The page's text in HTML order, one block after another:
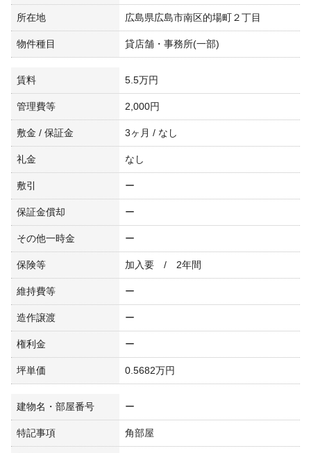
所在地 広島県広島市南区的場町２丁目
物件種目 貸店舗・事務所(一部)
賃料 5.5万円
管理費等 2,000円
敷金 / 保証金 3ヶ月 / なし
礼金 なし
敷引 ー
保証金償却 ー
その他一時金 ー
保険等 加入要 / 2年間
維持費等 ー
造作譲渡 ー
権利金 ー
坪単価 0.5682万円
建物名・部屋番号 ー
特記事項 角部屋